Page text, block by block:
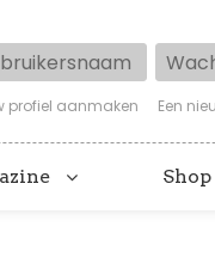
profiel aanmaken Een
Shop